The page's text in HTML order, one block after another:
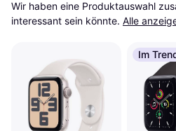
Wir haben eine Produktauswahl
interessant sein könnte. Alle
Im